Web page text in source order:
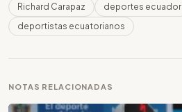
Richard Carapaz deportes ecuador
deportistas ecuatorianos
NOTAS RELACIONADAS